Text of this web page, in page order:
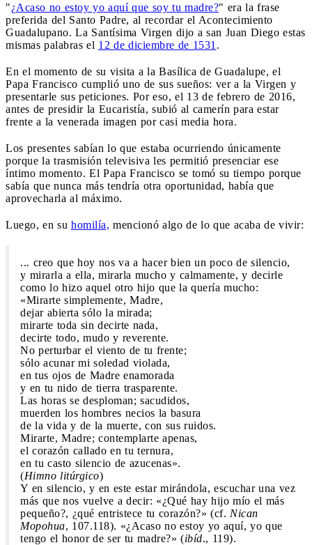
"¿Acaso no estoy yo aquí que soy tu madre?" era la frase
preferida del Santo Padre, al recordar el Acontecimiento
Guadalupano. La Santísima Virgen dijo a san Juan Diego estas
mismas palabras el 12 de diciembre de 1531 .
En el momento de su visita a la Basílica de Guadalupe, el
Papa Francisco cumplió uno de sus sueños: ver a la Virgen y
presentarle sus peticiones. Por eso, el 13 de febrero de 2016,
antes de presidir la Eucaristía, subió al camerín para estar
frente a la venerada imagen por casi media hora.
Los presentes sabían lo que estaba ocurriendo únicamente
porque la trasmisión televisiva les permitió presenciar ese
íntimo momento. El Papa Francisco se tomó su tiempo porque
sabía que nunca más tendría otra oportunidad, había que
aprovecharla al máximo.
Luego, en su homilía, mencionó algo de lo que acaba de vivir:
... creo que hoy nos va a hacer bien un poco de silencio,
y mirarla a ella, mirarla mucho y calmamente, y decirle
como lo hizo aquel otro hijo que la quería mucho:
«Mirarte simplemente, Madre,
dejar abierta sólo la mirada;
mirarte toda sin decirte nada,
decirte todo, mudo y reverente.
No perturbar el viento de tu frente;
sólo acunar mi soledad violada,
en tus ojos de Madre enamorada
y en tu nido de tierra trasparente.
Las horas se desploman; sacudidos,
muerden los hombres necios la basura
de la vida y de la muerte, con sus ruidos.
Mirarte, Madre; contemplarte apenas,
el corazón callado en tu ternura,
en tu casto silencio de azucenas».
(Himno litúrgico)
Y en silencio, y en este estar mirándola, escuchar una vez
más que nos vuelve a decir: «¿Qué hay hijo mío el más
pequeño?, ¿qué entristece tu corazón?» (cf. Nican
Mopohua, 107.118). «¿Acaso no estoy yo aquí, yo que
tengo el honor de ser tu madre?» (ibíd., 119).